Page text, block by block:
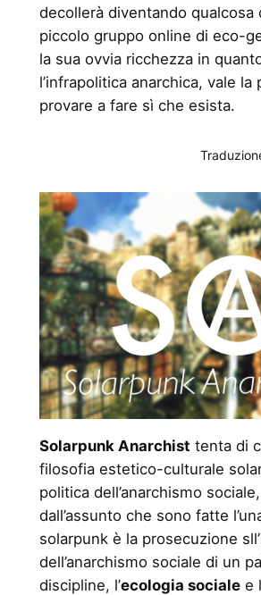
decollerà diventando qualcosa
piccolo gruppo online di eco-
la sua ovvia ricchezza in
l’infrapolitica anarchica, vale la
provare a fare sì che esista.
Solarpunk Anarchist tenta di
filosofia estetico-culturale
politica dell’anarchismo
dall’assunto che sono fatte
solarpunk è la prosecuzione
dell’anarchismo sociale di un
discipline, l’ecologia socialee